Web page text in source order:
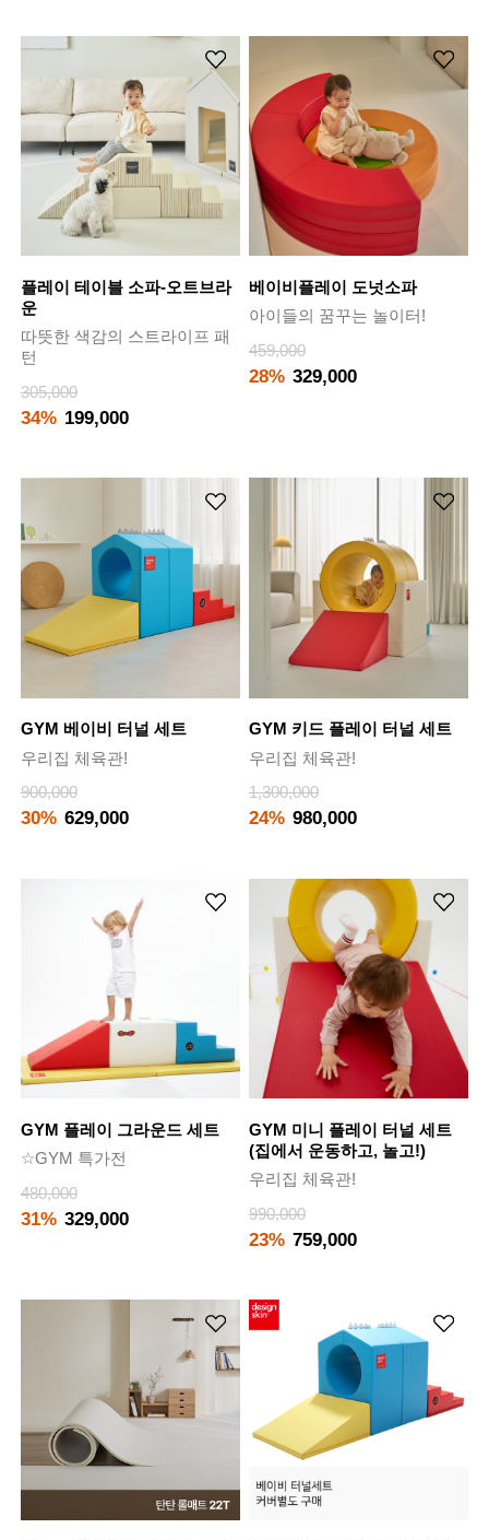
플레이 테이블 소파-오트브라
운
따뜻한 색감의 스트라이프 패
턴
305,000
34% 199,000
베이비플레이 도넛소파
아이들의 꿈꾸는 놀이터!
459,000
28% 329,000
GYM 베이비 터널 세트
우리집 체육관!
900,000
30% 629,000
GYM 키드 플레이 터널 세트
우리집 체육관!
1,300,000
24% 980,000
GYM 플레이 그라운드 세트
☆GYM 특가전
480,000
31% 329,000
GYM 미니 플레이 터널 세트
(집에서 운동하고, 놀고!)
우리집 체육관!
990,000
23% 759,000